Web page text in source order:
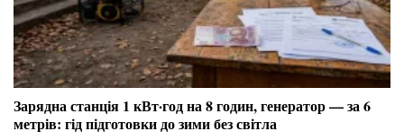
Зарядна станція 1 кВт·год на 8 годин, генератор — за 6
метрів: гід підготовки до зими без світла